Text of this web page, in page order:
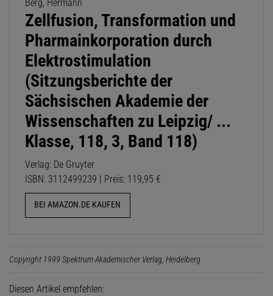
Berg, Hermann
Zellfusion, Transformation und
Pharmainkorporation durch
Elektrostimulation
(Sitzungsberichte der
Sächsischen Akademie der
Wissenschaften zu Leipzig/ ...
Klasse, 118, 3, Band 118)
Verlag: De Gruyter
ISBN: 3112499239 | Preis: 119,95 €
BEI AMAZON.DE KAUFEN
Copyright 1999 Spektrum Akademischer Verlag, Heidelberg
Diesen Artikel empfehlen: